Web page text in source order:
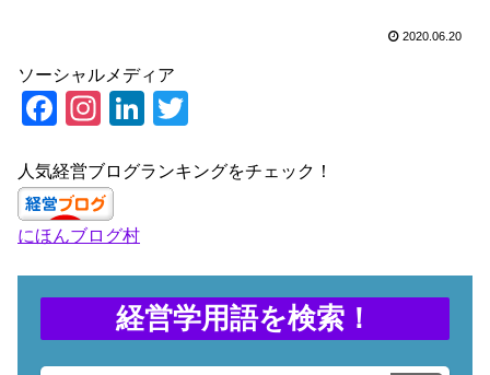
2020.06.20
ソーシャルメディア
F
c
e
b
o
k
In
a
gr
a
m
Li
k
n
tt
人気経営ブログランキングをチェック！
にほんブログ村
経営学用語を検索！